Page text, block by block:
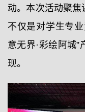
动。本次活动聚焦
不仅是对学生专
意无界·彩绘阿城
现。